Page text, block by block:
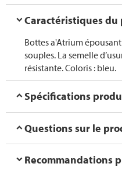
Caractéristiques
Bottes a'Atrium
souples. La semelle
résistante. Coloris : bleu.
Spécifications
Questions sur le
Recommandations